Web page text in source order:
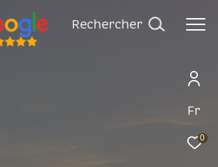
Fr
0
rechercher